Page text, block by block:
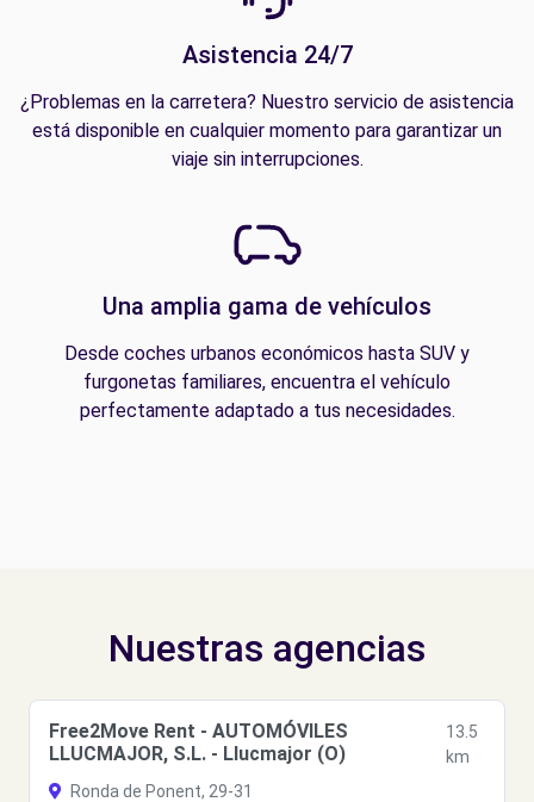
Asistencia 24/7
¿Problemas en la carretera? Nuestro servicio de asistencia
está disponible en cualquier momento para garantizar un
viaje sin interrupciones.
Una amplia gama de vehículos
Desde coches urbanos económicos hasta SUV y
furgonetas familiares, encuentra el vehículo
perfectamente adaptado a tus necesidades.
Nuestras agencias
Free2Move Rent - AUTOMÓVILES
LLUCMAJOR, S.L. - Llucmajor (O)
13.5
km
Ronda de Ponent, 29-31